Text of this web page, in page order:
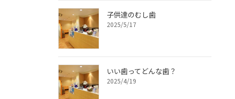
子供達のむし歯
2025/5/17
いい歯ってどんな歯？
2025/4/19